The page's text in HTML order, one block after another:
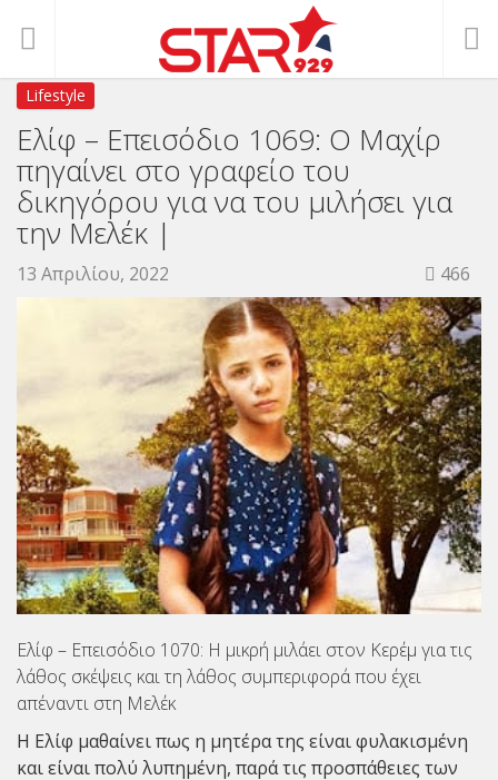
Lifestyle
Ελίφ – Επεισόδιο 1069: Ο Μαχίρ
πηγαίνει στο γραφείο του
δικηγόρου για να του μιλήσει για
την Μελέκ |
13 Απριλίου, 2022 466
Ελίφ – Επεισόδιο 1070: Η μικρή μιλάει στον Κερέμ για τις
λάθος σκέψεις και τη λάθος συμπεριφορά που έχει
απέναντι στη Μελέκ
Η Ελίφ μαθαίνει πως η μητέρα της είναι φυλακισμένη
και είναι πολύ λυπημένη, παρά τις προσπάθειες των